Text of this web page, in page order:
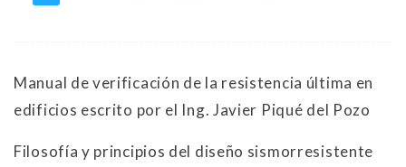
Manual de verificación de la resistencia última en
edificios escrito por el Ing. Javier Piqué del Pozo
Filosofía y principios del diseño sismorresistente